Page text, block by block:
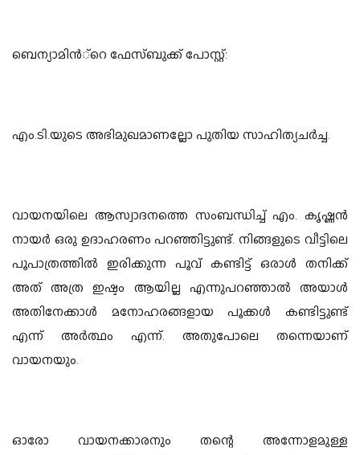
ബെന്യാമിന്‍്റെ ഫേസ്ബുക്ക് പോസ്റ്റ്:
എം.ടി.യുടെ അഭിമുഖമാണല്ലോ പുതിയ സാഹിത്യചര്‍ച്ച.
വായനയിലെ ആസ്വാദനത്തെ സംബന്ധിച്ച്‌ എം. കൃഷ്ണന്‍
നായര്‍ ഒരു ഉദാഹരണം പറഞ്ഞിട്ടുണ്ട്. നിങ്ങളുടെ വീട്ടിലെ
പൂപാത്രത്തില്‍ ഇരിക്കുന്ന പൂവ് കണ്ടിട്ട് ഒരാള്‍ തനിക്ക്
അത് അത്ര ഇഷ്ടം ആയില്ല എന്നുപറഞ്ഞാല്‍ അയാള്‍
അതിനേക്കാള്‍ മനോഹരങ്ങളായ പൂക്കള്‍ കണ്ടിട്ടുണ്ട്
എന്ന് അര്‍ത്ഥം എന്ന്. അതുപോലെ തന്നെയാണ്
വായനയും.
ഓരോ വായനക്കാരനും തന്റെ അന്നോളമുള്ള